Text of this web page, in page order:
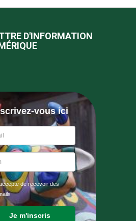
D'INFORMATION
vous ici
de recevoir des
Je m'inscris